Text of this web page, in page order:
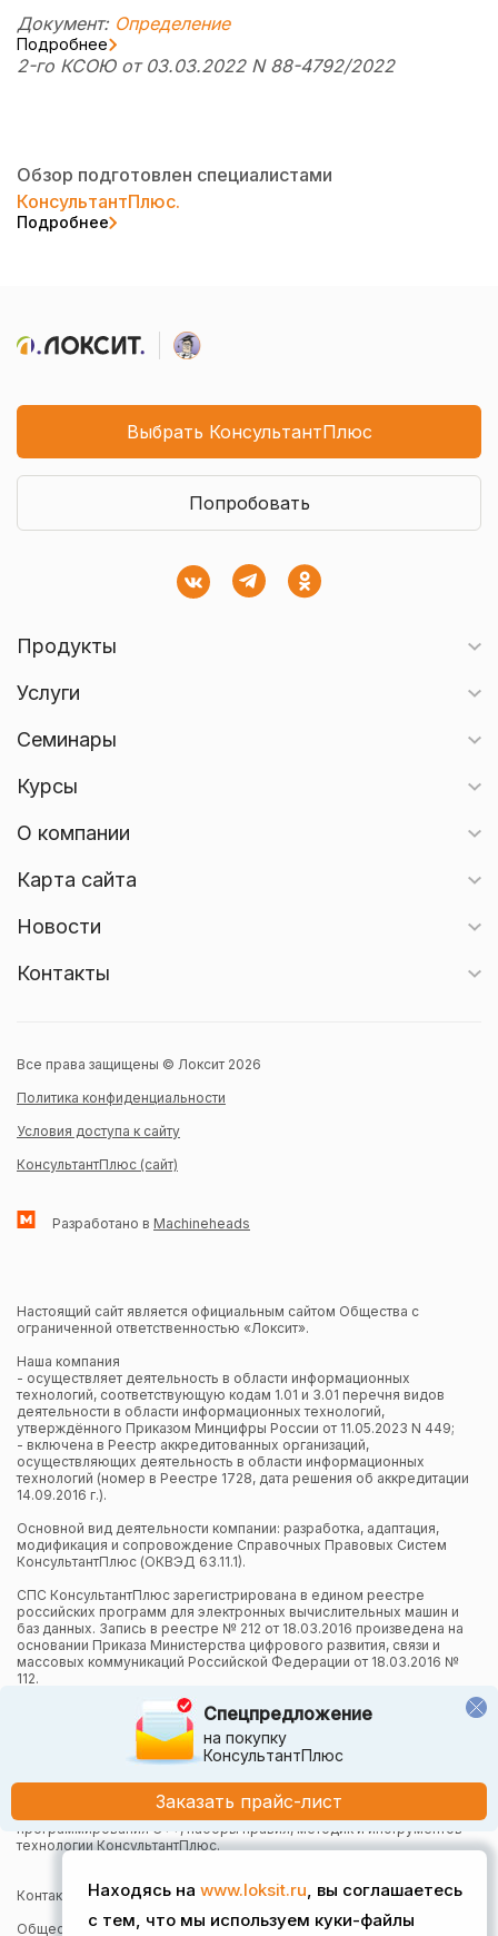
Находясь на www.loksit.ru, вы соглашаетесь
с тем, что мы используем куки-файлы
Документ: Определение
Подробнее
2-го КСОЮ от 03.03.2022 N 88-4792/2022
Обзор подготовлен специалистами
КонсультантПлюс.
Подробнее
Выбрать КонсультантПлюс
Попробовать
Продукты
Услуги
Семинары
Курсы
О компании
Карта сайта
Новости
Контакты
Все права защищены © Локсит 2026
Политика конфиденциальности
Условия доступа к сайту
КонсультантПлюс (сайт)
Разработано в Machineheads
Настоящий сайт является официальным сайтом Общества с
ограниченной ответственностью «Локсит».
Наша компания
- осуществляет деятельность в области информационных
технологий, соответствующую кодам 1.01 и 3.01 перечня видов
деятельности в области информационных технологий,
утверждённого Приказом Минцифры России от 11.05.2023 N 449;
- включена в Реестр аккредитованных организаций,
осуществляющих деятельность в области информационных
технологий (номер в Реестре 1728, дата решения об аккредитации
14.09.2016 г.).
Основной вид деятельности компании: разработка, адаптация,
модификация и сопровождение Справочных Правовых Систем
КонсультантПлюс (ОКВЭД 63.11.1).
СПС КонсультантПлюс зарегистрирована в едином реестре
российских программ для электронных вычислительных машин и
баз данных. Запись в реестре № 212 от 18.03.2016 произведена на
основании Приказа Министерства цифрового развития, связи и
массовых коммуникаций Российской Федерации от 18.03.2016 №
112.
Компания осуществляет также и другие виды деятельности в
области информационных технологий.
Компания в рамках осуществления деятельности в области
информационных технологий (адаптация и модификация Систем
КонсультантПлюс) использует язык программирования Python,
СУБД, относящуюся к классу NoSQL-систем на языке
программирования C++, наборы правил, методик и инструментов
технологии КонсультантПлюс.
Контактная информация:
Общество с ограниченной ответственностью "Локсит"
Спецпредложение
на покупку
КонсультантПлюс
Заказать прайс-лист